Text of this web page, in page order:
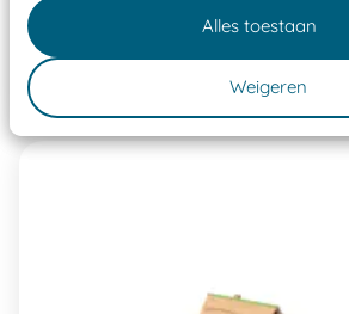
Alles toestaan
Weigeren
Speelhuisje Bloesem
WP-BB4